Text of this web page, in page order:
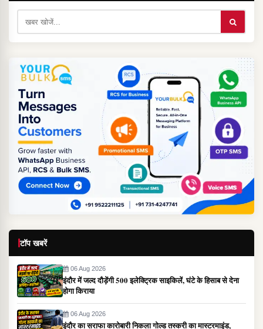
टॉप खबरें
06 Aug 2026
इंदौर में जल्द दौड़ेंगी 500 इलेक्ट्रिक साइकिलें, घंटे के हिसाब से देना
होगा किराया
06 Aug 2026
इंदौर का सराफा कारोबारी निकला गोल्ड तस्करी का मास्टरमाइंड,